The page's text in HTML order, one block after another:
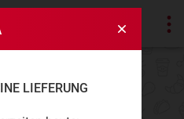
LIEFERUNG